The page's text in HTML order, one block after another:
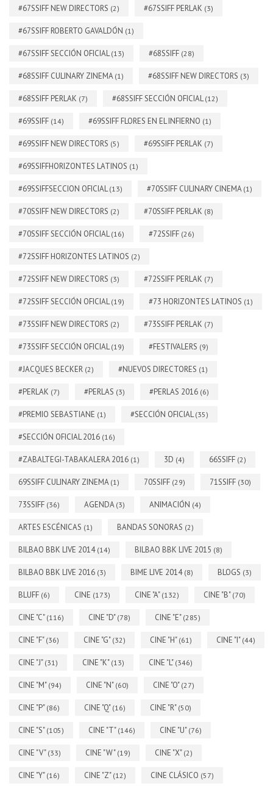
#67SSIFF NEW DIRECTORS (2) #67SSIFF PERLAK (3)
#67SSIFF ROBERTO GAVALDÓN (1)
#67SSIFF SECCIÓN OFICIAL(13) #68SSIFF (28)
#68SSIFF CULINARY ZINEMA (1) #68SSIFF NEW DIRECTORS (3)
#68SSIFF PERLAK (7) #68SSIFF SECCIÓN OFICIAL(12)
#69SSIFF (14) #69SSIFF FLORES EN EL INFIERNO (1)
#69SSIFF NEW DIRECTORS (5) #69SSIFF PERLAK (7)
#69SSIFFHORIZONTES LATINOS (1)
#69SSIFFSECCION OFICIAL(13) #70SSIFF CULINARY CINEMA (1)
#70SSIFF NEW DIRECTORS (2) #70SSIFF PERLAK (8)
#70SSIFF SECCIÓN OFICIAL(16) #72SSIFF (26)
#72SSIFF HORIZONTES LATINOS (2)
#72SSIFF NEW DIRECTORS (3) #72SSIFF PERLAK (7)
#72SSIFF SECCIÓN OFICIAL(19) #73 HORIZONTES LATINOS (1)
#73SSIFF NEW DIRECTORS (2) #73SSIFF PERLAK (7)
#73SSIFF SECCIÓN OFICIAL(19) #FESTIVALERS (9)
#JACQUES BECKER (2) #NUEVOS DIRECTORES (1)
#PERLAK (7) #PERLAS (3) #PERLAS 2016 (6)
#PREMIO SEBASTIANE (1) #SECCIÓN OFICIAL(35)
#SECCIÓN OFICIAL 2016 (16)
#ZABALTEGI-TABAKALERA 2016 (1) 3D (4) 66SSIFF (2)
69SSIFF CULINARY ZINEMA (1) 70SSIFF (29) 71SSIFF (30)
73SSIFF (36) AGENDA (3) ANIMACIÓN (4)
ARTES ESCÉNICAS (1) BANDAS SONORAS (2)
BILBAO BBK LIVE 2014 (14) BILBAO BBK LIVE 2015 (8)
BILBAO BBK LIVE 2016 (3) BIME LIVE 2014 (8) BLOGS (3)
BLUFF (6) CINE (173) CINE "A" (132) CINE "B" (70)
CINE "C" (116) CINE "D" (78) CINE "E" (285)
CINE "F" (36) CINE "G" (32) CINE "H" (61) CINE "I" (44)
CINE "J" (31) CINE "K" (13) CINE "L" (346)
CINE "M" (94) CINE "N" (60) CINE "O" (27)
CINE "P" (86) CINE "Q" (16) CINE "R" (50)
CINE "S" (105) CINE "T" (146) CINE "U" (76)
CINE "V" (33) CINE "W" (19) CINE "X" (2)
CINE "Y" (16) CINE "Z" (12) CINE CLÁSICO (57)